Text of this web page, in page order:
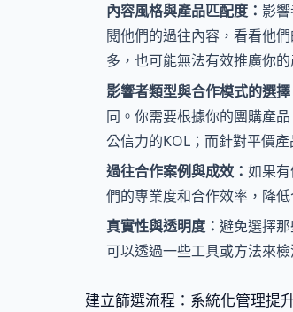
內容風格與產品匹配度： 影
閱他們的過往內容，看看他
多，也可能無法有效推廣你的
影響者類型與合作模式的選擇
同。你需要根據你的團購產
公信力的KOL；而針對平價
過往合作案例與成效： 如果
們的專業度和合作效率，降低
真實性與透明度： 避免選擇
可以透過一些工具或方法來
建立篩選流程：系統化管理提